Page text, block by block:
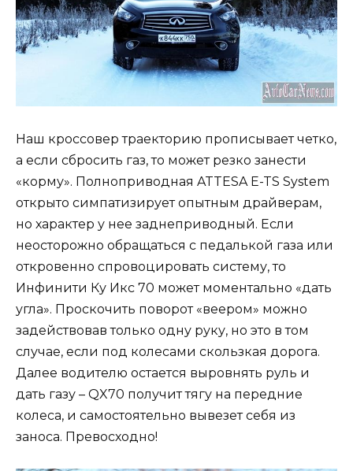
Наш кроссовер траекторию прописывает четко,
а если сбросить газ, то может резко занести
«корму». Полноприводная ATTESA E-TS System
открыто симпатизирует опытным драйверам,
но характер у нее заднеприводный. Если
неосторожно обращаться с педалькой газа или
откровенно спровоцировать систему, то
Инфинити Ку Икс 70 может моментально «дать
угла». Проскочить поворот «веером» можно
задействовав только одну руку, но это в том
случае, если под колесами скользкая дорога.
Далее водителю остается выровнять руль и
дать газу – QX70 получит тягу на передние
колеса, и самостоятельно вывезет себя из
заноса. Превосходно!